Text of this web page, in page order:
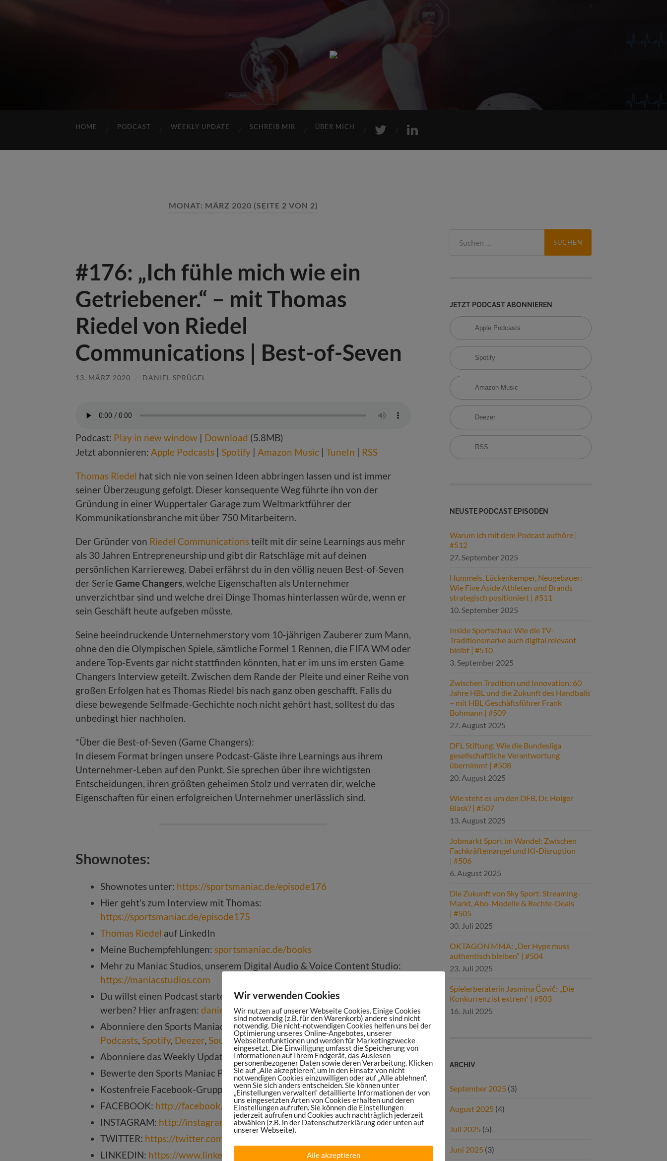
HOME PODCAST WEEKLY UPDATE SCHREIB MIR ÜBER MICH
MONAT: MÄRZ 2020 (SEITE 2 VON 2)
#176: „Ich fühle mich wie ein
Getriebener.“ – mit Thomas
Riedel von Riedel
Communications | Best-of-Seven
13. MÄRZ 2020 DANIEL SPRÜGEL
Podcast: Play in new window | Download (5.8MB)
Jetzt abonnieren: Apple Podcasts | Spotify | Amazon Music | TuneIn | RSS
Thomas Riedel hat sich nie von seinen Ideen abbringen lassen und ist immer
seiner Überzeugung gefolgt. Dieser konsequente Weg führte ihn von der
Gründung in einer Wuppertaler Garage zum Weltmarktführer der
Kommunikationsbranche mit über 750 Mitarbeitern.
Der Gründer von Riedel Communicationsteilt mit dir seine Learnings aus mehr
als 30 Jahren Entrepreneurship und gibt dir Ratschläge mit auf deinen
persönlichen Karriereweg. Dabei erfährst du in den völlig neuen Best-of-Seven
der Serie Game Changers, welche Eigenschaften als Unternehmer
unverzichtbar sind und welche drei Dinge Thomas hinterlassen würde, wenn er
sein Geschäft heute aufgeben müsste.
Seine beeindruckende Unternehmerstory vom 10-jährigen Zauberer zum Mann,
ohne den die Olympischen Spiele, sämtliche Formel 1 Rennen, die FIFA WM oder
andere Top-Events gar nicht stattfinden könnten, hat er im uns im ersten Game
Changers Interview geteilt. Zwischen dem Rande der Pleite und einer Reihe von
großen Erfolgen hat es Thomas Riedel bis nach ganz oben geschafft. Falls du
diese bewegende Selfmade-Gechichte noch nicht gehört hast, solltest du das
unbedingt hier nachholen.
*Über die Best-of-Seven (Game Changers):
In diesem Format bringen unsere Podcast-Gäste ihre Learnings aus ihrem
Unternehmer-Leben auf den Punkt. Sie sprechen über ihre wichtigsten
Entscheidungen, ihren größten geheimen Stolz und verraten dir, welche
Eigenschaften für einen erfolgreichen Unternehmer unerlässlich sind.
Shownotes:
Shownotes unter: https://sportsmaniac.de/episode176
Hier geht’s zum Interview mit Thomas:
https://sportsmaniac.de/episode175
Thomas Riedel auf LinkedIn
Meine Buchempfehlungen: sportsmaniac.de/books
Mehr zu Maniac Studios, unserem Digital Audio & Voice Content Studio:
https://maniacstudios.com
Du willst einen Podcast starten oder als Partner im Sports Maniac Podcast
werben? Hier anfragen: danielspruegel.com
Abonniere den Sports Maniac Podcast aufApple Podcasts,Google
Podcasts, Spotify, Deezer, SoundcloudoderTuneIn
Abonniere das Weekly Update:
sportsmaniac.de/weekly-update
Bewerte den Sports Maniac Podcast:sportsmaniac.de/bewertung
Kostenfreie Facebook-Gruppe:
https://sportsmaniac.de/community
FACEBOOK: http://facebook.com/sportsmaniacDE
INSTAGRAM: http://instagram.com/danielspruegel
TWITTER: https://twitter.com/DanielSpruegel
LINKEDIN: https://www.linkedin.com/company/sports-maniac
n
a
c
h
JETZT PODCAST ABONNIEREN
Apple Podcasts
Spotify
Amazon Music
Deezer
RSS
NEUSTE PODCAST EPISODEN
Warum ich mit dem Podcast aufhöre |
#512
27. September 2025
Hummels, Lückenkemper, Neugebauer:
Wie Five Aside Athleten und Brands
strategisch positioniert | #511
10. September 2025
Inside Sportschau: Wie die TV-
Traditionsmarke auch digital relevant
bleibt | #510
3. September 2025
Zwischen Tradition und Innovation: 60
Jahre HBL und die Zukunft des Handballs
– mit HBL Geschäftsführer Frank
Bohmann | #509
27. August 2025
DFL Stiftung: Wie die Bundesliga
gesellschaftliche Verantwortung
übernimmt | #508
20. August 2025
Wie steht es um den DFB, Dr. Holger
Blask? | #507
13. August 2025
Jobmarkt Sport im Wandel: Zwischen
Fachkräftemangel und KI-Disruption
| #506
6. August 2025
Die Zukunft von Sky Sport: Streaming-
Markt, Abo-Modelle & Rechte-Deals
| #505
30. Juli 2025
OKTAGON MMA: „Der Hype muss
authentisch bleiben“ | #504
23. Juli 2025
Spielerberaterin Jasmina Čović: „Die
Konkurrenz ist extrem“ | #503
16. Juli 2025
ARCHIV
September 2025 (3)
August 2025 (4)
Juli 2025 (5)
Juni 2025 (3)
Wir verwenden Cookies
Wir nutzen auf unserer Webseite Cookies. Einige Cookies
sind notwendig (z.B. für den Warenkorb) andere sind nicht
notwendig. Die nicht-notwendigen Cookies helfen uns bei der
Optimierung unseres Online-Angebotes, unserer
Webseitenfunktionen und werden für Marketingzwecke
eingesetzt. Die Einwilligung umfasst die Speicherung von
Informationen auf Ihrem Endgerät, das Auslesen
personenbezogener Daten sowie deren Verarbeitung. Klicken
Sie auf „Alle akzeptieren“, um in den Einsatz von nicht
notwendigen Cookies einzuwilligen oder auf „Alle ablehnen“,
wenn Sie sich anders entscheiden. Sie können unter
„Einstellungen verwalten“ detaillierte Informationen der von
uns eingesetzten Arten von Cookies erhalten und deren
Einstellungen aufrufen. Sie können die Einstellungen
jederzeit aufrufen und Cookies auch nachträglich jederzeit
abwählen (z.B. in der Datenschutzerklärung oder unten auf
unserer Webseite).
Alle akzeptieren